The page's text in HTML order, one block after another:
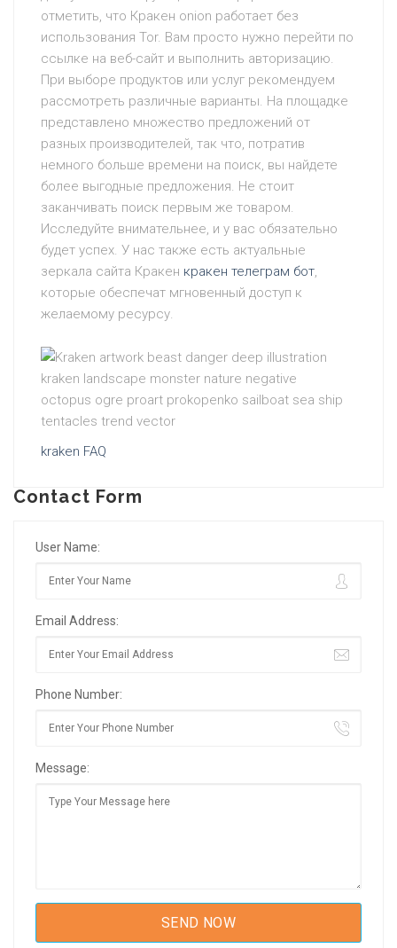
отметить, что Кракен onion работает без
использования Tor. Вам просто нужно перейти по
ссылке на веб-сайт и выполнить авторизацию.
При выборе продуктов или услуг рекомендуем
рассмотреть различные варианты. На площадке
представлено множество предложений от
разных производителей, так что, потратив
немного больше времени на поиск, вы найдете
более выгодные предложения. Не стоит
заканчивать поиск первым же товаром.
Исследуйте внимательнее, и у вас обязательно
будет успех. У нас также есть актуальные
зеркала сайта Кракен кракен телеграм бот,
которые обеспечат мгновенный доступ к
желаемому ресурсу.
kraken FAQ
Contact Form
User Name:
Email Address:
Phone Number:
Message: